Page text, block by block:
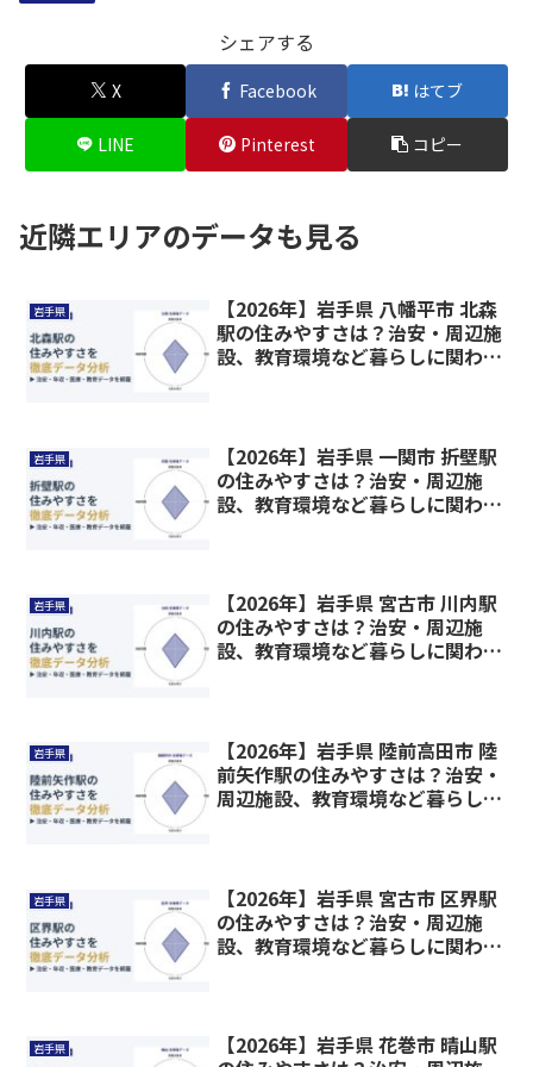
シェアする
X Facebook はてブ
LINE Pinterest コピー
近隣エリアのデータも見る
岩手県
【2026年】岩手県 八幡平市 北森
駅の住みやすさは？治安・周辺施
設、教育環境など暮らしに関わる
岩手県
【2026年】岩手県 一関市 折壁駅
の住みやすさは？治安・周辺施
設、教育環境など暮らしに関わる
岩手県
【2026年】岩手県 宮古市 川内駅
の住みやすさは？治安・周辺施
設、教育環境など暮らしに関わる
岩手県
【2026年】岩手県 陸前高田市 陸
前矢作駅の住みやすさは？治安・
周辺施設、教育環境など暮らしに
岩手県
【2026年】岩手県 宮古市 区界駅
の住みやすさは？治安・周辺施
設、教育環境など暮らしに関わる
岩手県
【2026年】岩手県 花巻市 晴山駅